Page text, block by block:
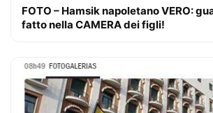
FOTO – Hamsik napoletano VERO:
fatto nella CAMERA dei figli!